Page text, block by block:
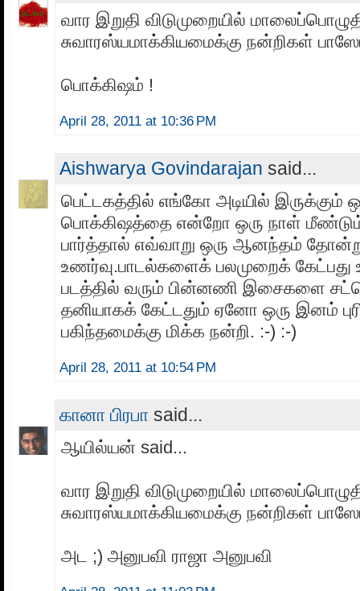
வார இறுதி விடுமுறையில்
சுவாரஸ்யமாக்கியமைக்கு நன்றிகள்
பொக்கிஷம் !
April 28, 2011 at 10:36 PM
Aishwarya Govindarajan said...
பெட்டகத்தில் எங்கோ அடியில் இருக்கும்
பொக்கிஷத்தை என்றோ ஒரு நாள் மீண்டும்
பார்த்தால் எவ்வாறு ஒரு ஆனந்தம்
உணர்வு.பாடல்களைக் பலமுறைக்
படத்தில் வரும் பின்னணி இசைகளை
தனியாகக் கேட்டதும் ஏனோ ஒரு இனம்
பகிந்தமைக்கு மிக்க நன்றி. :-) :-)
April 28, 2011 at 10:54 PM
கானா பிரபா said...
ஆயில்யன் said...
வார இறுதி விடுமுறையில்
சுவாரஸ்யமாக்கியமைக்கு நன்றிகள்
அட ;) அனுபவி ராஜா அனுபவி